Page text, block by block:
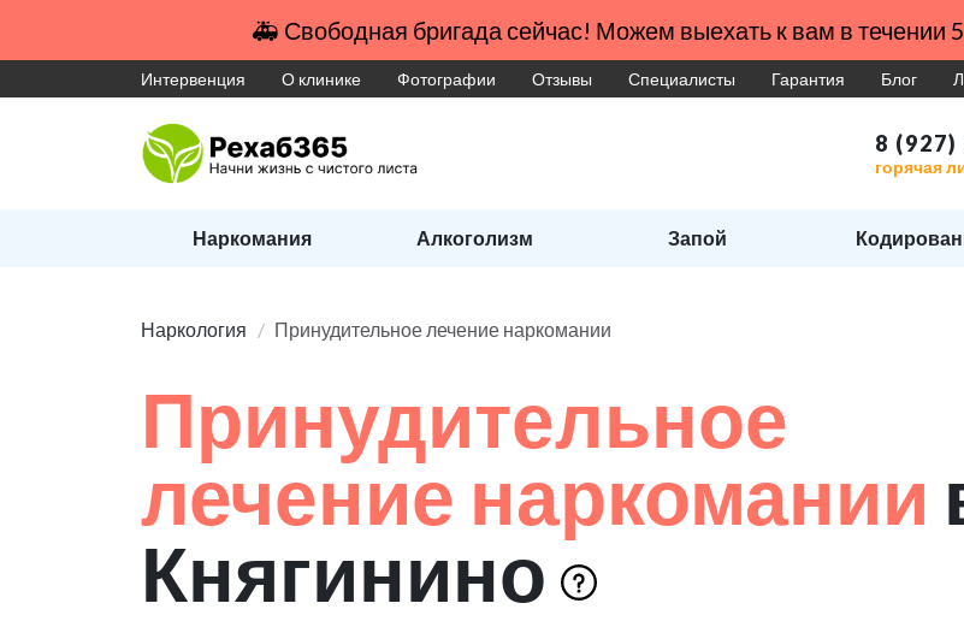
🚑 Свободная бригада сейчас! Можем выехать к вам в течении
Интервенция О клинике Фотографии Отзывы Специалисты Гарантия Блог
8
горячая
Наркомания Алкоголизм Запой
Наркология Принудительное лечение наркомании
Принудительное
лечение наркомании
Княгинино